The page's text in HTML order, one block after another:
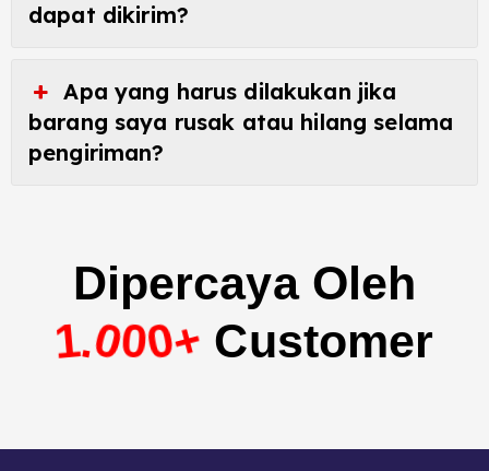
dapat dikirim?
Apa yang harus dilakukan jika
barang saya rusak atau hilang selama
pengiriman?
Dipercaya Oleh
1.000+ Customer